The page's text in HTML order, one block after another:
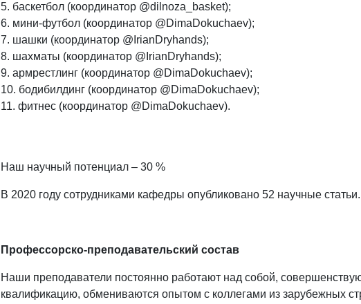
5. баскетбол (координатор @dilnoza_basket);
6. мини-футбол (координатор @DimaDokuchaev);
7. шашки (координатор @IrianDryhands);
8. шахматы (координатор @IrianDryhands);
9. армрестлинг (координатор @DimaDokuchaev);
10. бодибилдинг (координатор @DimaDokuchaev);
11. фитнес (координатор @DimaDokuchaev).
Наш научный потенциал – 30 %
В 2020 году сотрудниками кафедры опубликовано 52 научные статьи.
Профессорско-преподавательский состав
Наши преподаватели постоянно работают над собой,
квалификацию, обмениваются опытом с коллегами из зарубежных